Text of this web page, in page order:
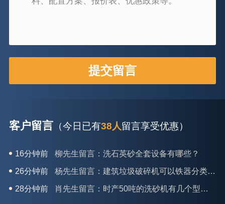
客户留言 （今日已有38人留言享受优惠）
26分钟前 杨先生留言：建筑垃圾破碎机可以铁器分类吗？
28分钟前 肖先生留言：时产50吨的洗砂机有几个型号？
31分钟前 马女士留言：我想咨询一条生产线，你们能做吗？